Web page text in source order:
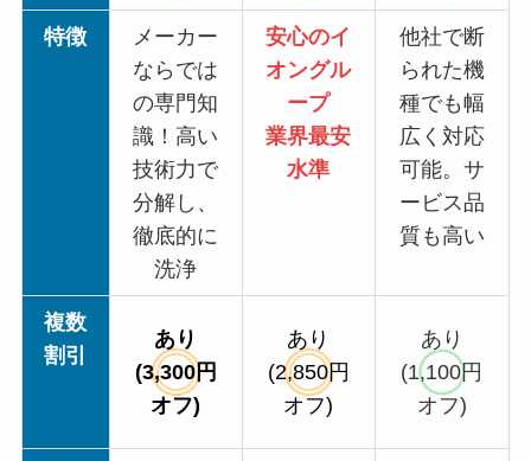
特徴
メーカー
ならでは
の専門知
識！高い
技術力で
分解し、
徹底的に
洗浄
安心のイ
オングル
ープ
業界最安
水準
他社で断
られた機
種でも幅
広く対応
可能。サ
ービス品
質も高い
複数
割引
あり
(3,300円
オフ)
あり
(2,850円
オフ)
あり
(1,100円
オフ)